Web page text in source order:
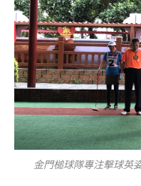
金門槌球隊專注擊球英